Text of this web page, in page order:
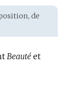
de
Beauté et